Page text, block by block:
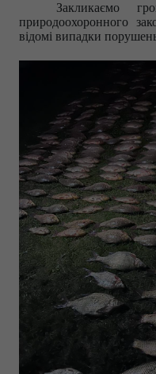
Закликаємо
природоохоронного
відомі випадки